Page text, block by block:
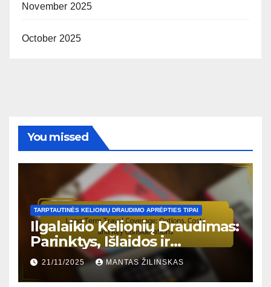
November 2025
October 2025
You missed
TARPTAUTINĖS KELIONIŲ DRAUDIMO APRĖPTIES TIPAI
Ilgalaikio Kelionių Draudimas:
Parinktys, Išlaidos ir
Svarbiausi Apsvarstymai
21/11/2025 MANTAS ŽILINSKAS